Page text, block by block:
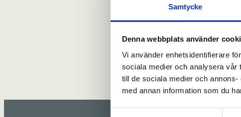
Samtycke
Denna webbplats använder
Vi använder enhetsidentifierare
sociala medier och analysera vår
till de sociala medier och
med annan information som du